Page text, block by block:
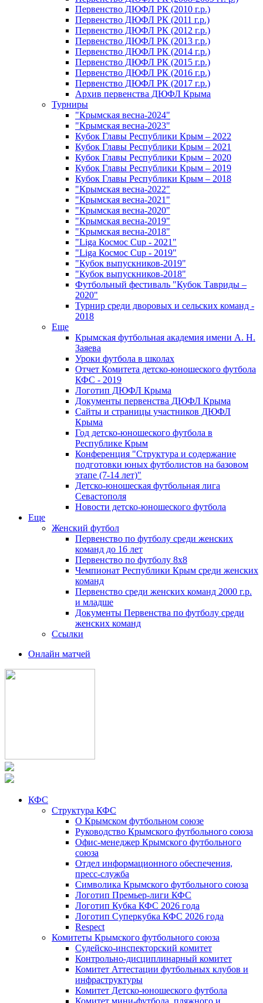
Первенство ДЮФЛ РК (2010 г.р.)
Первенство ДЮФЛ РК (2011 г.р.)
Первенство ДЮФЛ РК (2012 г.р.)
Первенство ДЮФЛ РК (2013 г.р.)
Первенство ДЮФЛ РК (2014 г.р.)
Первенство ДЮФЛ РК (2015 г.р.)
Первенство ДЮФЛ РК (2016 г.р.)
Первенство ДЮФЛ РК (2017 г.р.)
Архив первенства ДЮФЛ Крыма
Турниры
"Крымская весна-2024"
"Крымская весна-2023"
Кубок Главы Республики Крым – 2022
Кубок Главы Республики Крым – 2021
Кубок Главы Республики Крым – 2020
Кубок Главы Республики Крым – 2019
Кубок Главы Республики Крым – 2018
"Крымская весна-2022"
"Крымская весна-2021"
"Крымская весна-2020"
"Крымская весна-2019"
"Крымская весна-2018"
"Liga Космос Cup - 2021"
"Liga Космос Cup - 2019"
"Кубок выпускников-2019"
"Кубок выпускников-2018"
Футбольный фестиваль "Кубок Тавриды –
2020"
Турнир среди дворовых и сельских команд -
2018
Еще
Крымская футбольная академия имени А. Н.
Заяева
Уроки футбола в школах
Отчет Комитета детско-юношеского футбола
КФС - 2019
Логотип ДЮФЛ Крыма
Документы первенства ДЮФЛ Крыма
Сайты и страницы участников ДЮФЛ
Крыма
Год детско-юношеского футбола в
Республике Крым
Конференция "Структура и содержание
подготовки юных футболистов на базовом
этапе (7-14 лет)"
Детско-юношеская футбольная лига
Севастополя
Новости детско-юношеского футбола
Еще
Женский футбол
Первенство по футболу среди женских
команд до 16 лет
Первенство по футболу 8х8
Чемпионат Республики Крым среди женских
команд
Первенство среди женских команд 2000 г.р.
и младше
Документы Первенства по футболу среди
женских команд
Ссылки
Онлайн матчей
КФС
Структура КФС
О Крымском футбольном союзе
Руководство Крымского футбольного союза
Офис-менеджер Крымского футбольного
союза
Отдел информационного обеспечения,
пресс-служба
Символика Крымского футбольного союза
Логотип Премьер-лиги КФС
Логотип Кубка КФС 2026 года
Логотип Суперкубка КФС 2026 года
Respect
Комитеты Крымского футбольного союза
Судейско-инспекторский комитет
Контрольно-дисциплинарный комитет
Комитет Аттестации футбольных клубов и
инфраструктуры
Комитет Детско-юношеского футбола
Комитет мини-футбола, пляжного и